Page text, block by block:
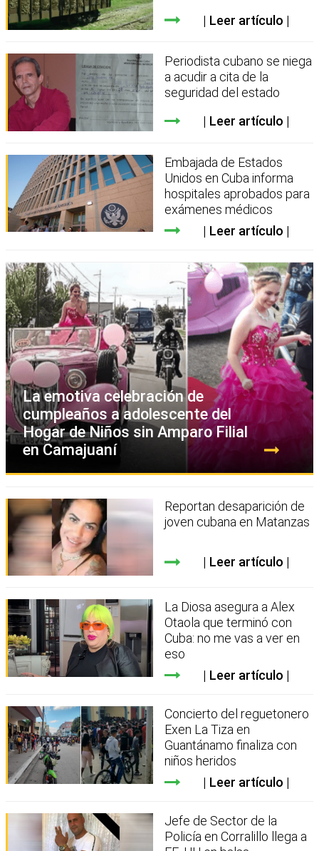
Leer artículo
Periodista cubano se niega
a acudir a cita de la
seguridad del estado
Leer artículo
Embajada de Estados
Unidos en Cuba informa
hospitales aprobados para
exámenes médicos
Leer artículo
La emotiva celebración de
cumpleaños a adolescente del
Hogar de Niños sin Amparo Filial
en Camajuaní
Reportan desaparición de
joven cubana en Matanzas
Leer artículo
La Diosa asegura a Alex
Otaola que terminó con
Cuba: no me vas a ver en
eso
Leer artículo
Concierto del reguetonero
Exen La Tiza en
Guantánamo finaliza con
niños heridos
Leer artículo
Jefe de Sector de la
Policía en Corralillo llega a